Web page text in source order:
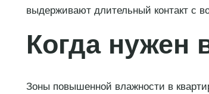
выдерживают длительный контакт с
Когда нужен
Зоны повышенной влажности в